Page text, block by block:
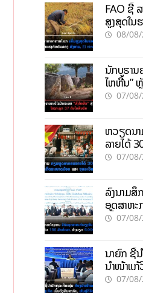
FAO ຊີ້
ສູງສຸດໃນ
ກົດດັນຂອ
08/
ນັກບູຮານ
ໄຫຫີນ”
ຄົນໃນຫີ
07/
ຫວຽດນ
ລາຍໄດ້
ຂະໜາດນ້
07/
ລົງນາມສຶ
ອຸດສາຫະ
ເປົ້າດຶງທຶນ
07/
ນາຍົກ ຊີ້
ນຳໜ້າແກ້
ທຶນສາກົນ
07/